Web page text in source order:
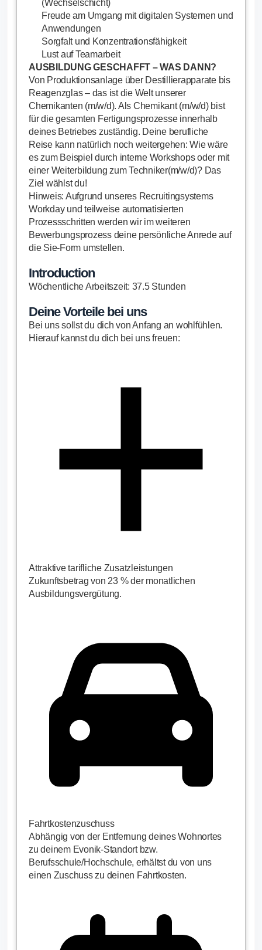
(Wechselschicht)
Freude am Umgang mit digitalen Systemen und
Anwendungen
Sorgfalt und Konzentrationsfähigkeit
Lust auf Teamarbeit
AUSBILDUNG GESCHAFFT – WAS DANN?
Von Produktionsanlage über Destillierapparate bis
Reagenzglas – das ist die Welt unserer
Chemikanten (m/w/d). Als Chemikant (m/w/d) bist
für die gesamten Fertigungsprozesse innerhalb
deines Betriebes zuständig. Deine berufliche
Reise kann natürlich noch weitergehen: Wie wäre
es zum Beispiel durch interne Workshops oder mit
einer Weiterbildung zum Techniker(m/w/d)? Das
Ziel wählst du!
Hinweis: Aufgrund unseres Recruitingsystems
Workday und teilweise automatisierten
Prozessschritten werden wir im weiteren
Bewerbungsprozess deine persönliche Anrede auf
die Sie-Form umstellen.
Introduction
Wöchentliche Arbeitszeit: 37.5 Stunden
Deine Vorteile bei uns
Bei uns sollst du dich von Anfang an wohlfühlen.
Hierauf kannst du dich bei uns freuen:
Attraktive tarifliche Zusatzleistungen
Zukunftsbetrag von 23 % der monatlichen
Ausbildungsvergütung.
Fahrtkostenzuschuss
Abhängig von der Entfernung deines Wohnortes
zu deinem Evonik-Standort bzw.
Berufsschule/Hochschule, erhältst du von uns
einen Zuschuss zu deinen Fahrtkosten.